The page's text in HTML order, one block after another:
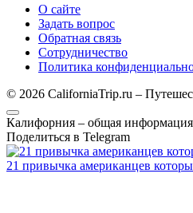
О сайте
Задать вопрос
Обратная связь
Сотрудничество
Политика
© 2026 CaliforniaTrip.ru –
Калифорния – общая
Поделиться в Telegram
21 привычка американцев